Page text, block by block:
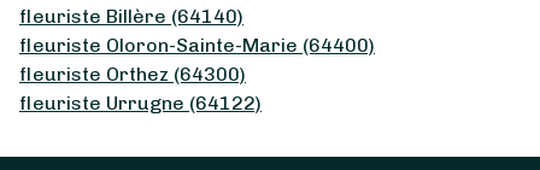
fleuriste Billère (64140)
fleuriste Oloron-Sainte-Marie (64400)
fleuriste Orthez (64300)
fleuriste Urrugne (64122)